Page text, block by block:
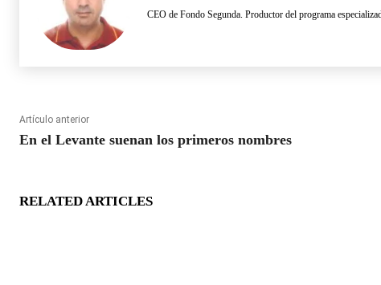
CEO de Fondo Segunda. Productor del programa
Artículo anterior
En el Levante suenan los primeros nombres
RELATED ARTICLES